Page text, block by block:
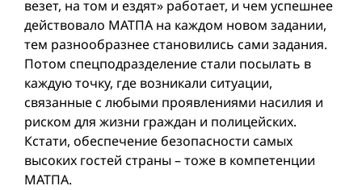
везет, на том и ездят» работает, и чем успешнее
действовало МАТПА на каждом новом задании,
тем разнообразнее становились сами задания.
Потом спецподразделение стали посылать в
каждую точку, где возникали ситуации,
связанные с любыми проявлениями насилия и
риском для жизни граждан и полицейских.
Кстати, обеспечение безопасности самых
высоких гостей страны – тоже в компетенции
МАТПА.